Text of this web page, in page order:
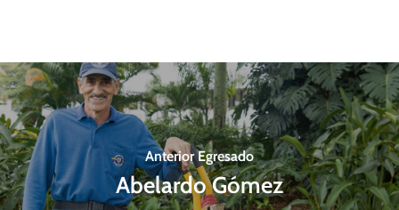
Anterior Egresado
Abelardo Gómez